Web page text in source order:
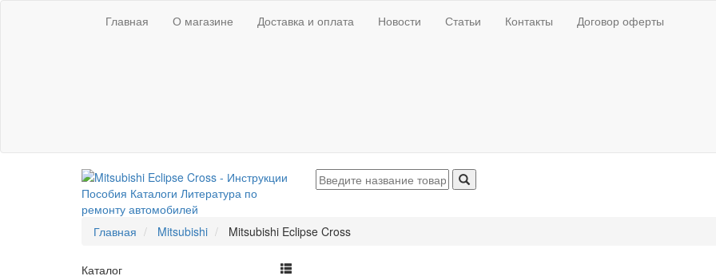
Главная О магазине Доставка и оплата Новости Статьи Контакты Договор оферты
Главная Mitsubishi Mitsubishi Eclipse Cross
Каталог